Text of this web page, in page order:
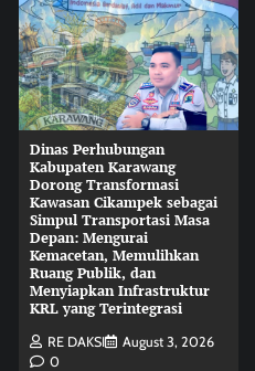
Dinas Perhubungan
Kabupaten Karawang
Dorong Transformasi
Kawasan Cikampek sebagai
Simpul Transportasi Masa
Depan: Mengurai
Kemacetan, Memulihkan
Ruang Publik, dan
Menyiapkan Infrastruktur
KRL yang Terintegrasi
RE DAKSI
August 3, 2026
0